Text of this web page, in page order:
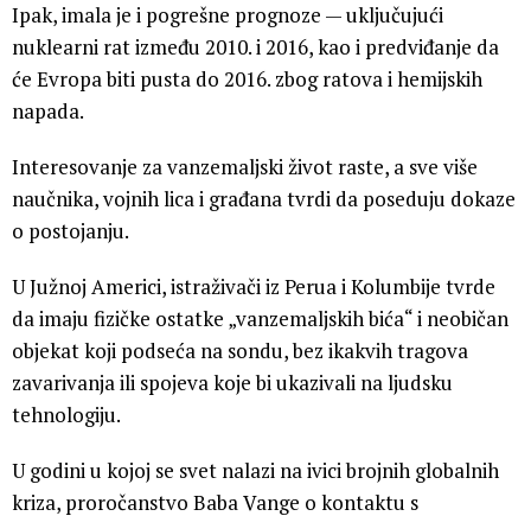
Ipak, imala je i pogrešne prognoze — uključujući
nuklearni rat između 2010. i 2016, kao i predviđanje da
će Evropa biti pusta do 2016. zbog ratova i hemijskih
napada.
Interesovanje za vanzemaljski život raste, a sve više
naučnika, vojnih lica i građana tvrdi da poseduju dokaze
o postojanju.
U Južnoj Americi, istraživači iz Perua i Kolumbije tvrde
da imaju fizičke ostatke „vanzemaljskih bića“ i neobičan
objekat koji podseća na sondu, bez ikakvih tragova
zavarivanja ili spojeva koje bi ukazivali na ljudsku
tehnologiju.
U godini u kojoj se svet nalazi na ivici brojnih globalnih
kriza, proročanstvo Baba Vange o kontaktu s